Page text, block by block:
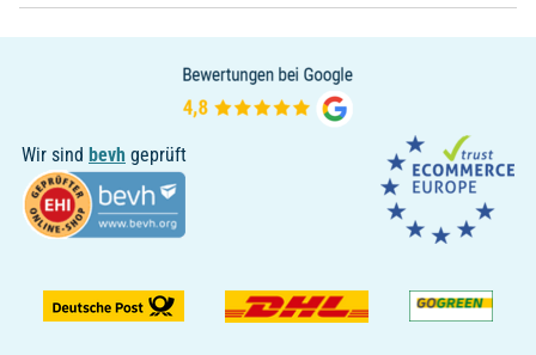
Wir sind bevh geprüft